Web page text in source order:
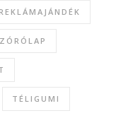
REKLÁMAJÁNDÉK
TÉLIGUMI